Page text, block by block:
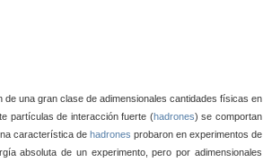
una gran clase de adimensionales cantidades físicas en
partículas de interacción fuerte (hadrones) se comportan
característica de hadrones probaron en experimentos de
absoluta de un experimento, pero por adimensionales